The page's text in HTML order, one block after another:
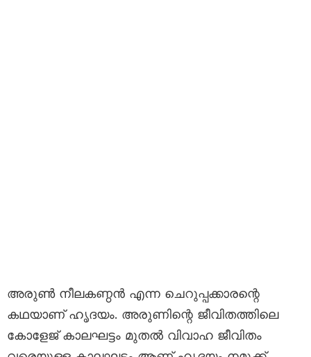
അരുൺ നീലകണ്ഠൻ എന്ന ചെറുപ്പക്കാരന്റെ
കഥയാണ് ഹൃദയം. അരുണിന്റെ ജീവിതത്തിലെ
കോളേജ് കാലഘട്ടം മുതൽ വിവാഹ ജീവിതം